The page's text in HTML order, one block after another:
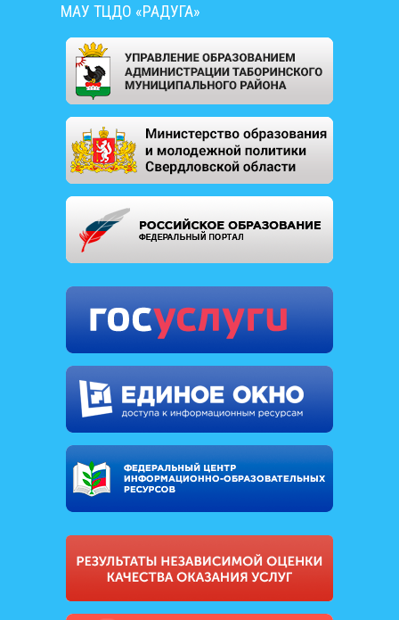
МАУ ТЦДО «РАДУГА»